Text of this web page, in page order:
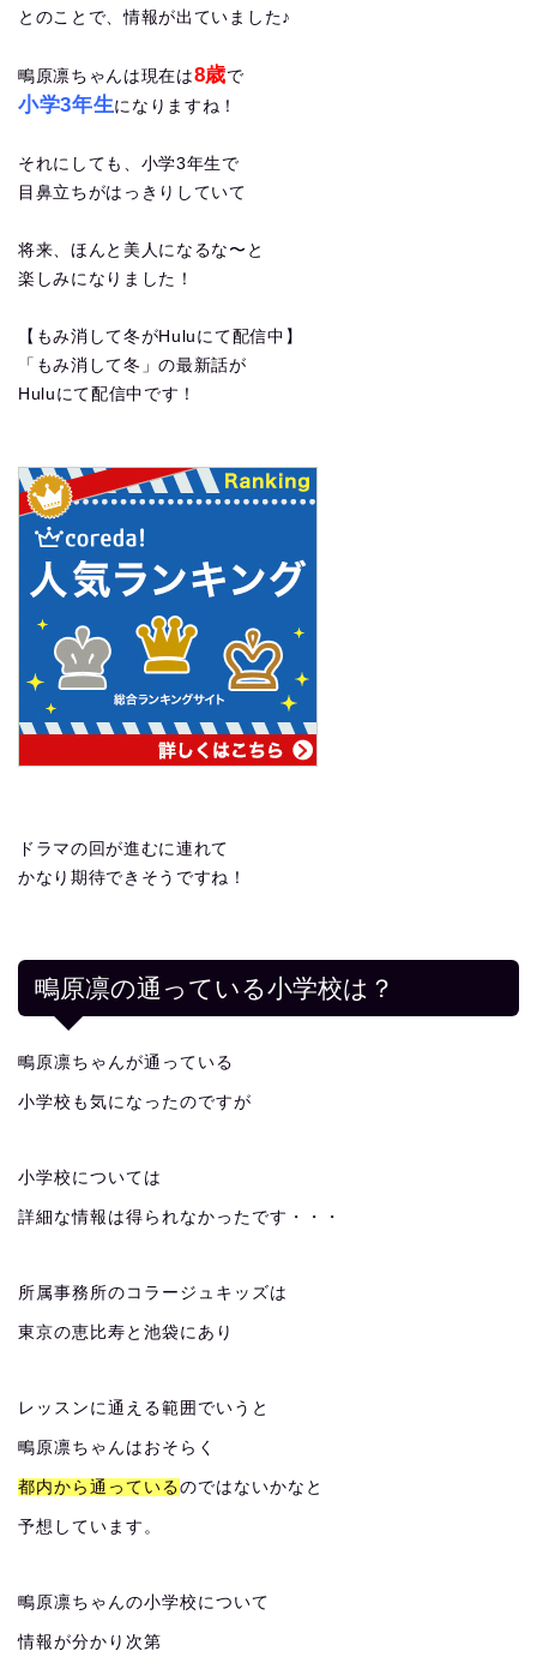
とのことで、情報が出ていました♪
鴫原凛ちゃんは現在は8歳で
小学3年生になりますね！
それにしても、小学3年生で
目鼻立ちがはっきりしていて
将来、ほんと美人になるな〜と
楽しみになりました！
【もみ消して冬がHuluにて配信中】
「もみ消して冬」の最新話が
Huluにて配信中です！
ドラマの回が進むに連れて
かなり期待できそうですね！
鴫原凛の通っている小学校は？
鴫原凛ちゃんが通っている
小学校も気になったのですが
小学校については
詳細な情報は得られなかったです・・・
所属事務所のコラージュキッズは
東京の恵比寿と池袋にあり
レッスンに通える範囲でいうと
鴫原凛ちゃんはおそらく
都内から通っているのではないかなと
予想しています。
鴫原凛ちゃんの小学校について
情報が分かり次第